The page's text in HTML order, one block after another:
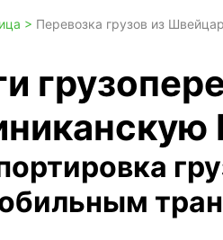
> Перевозка грузов из